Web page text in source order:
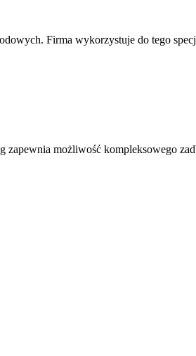
Firma wykorzystuje do tego
możliwość kompleksowego